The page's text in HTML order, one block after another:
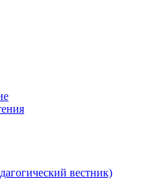
вестник)